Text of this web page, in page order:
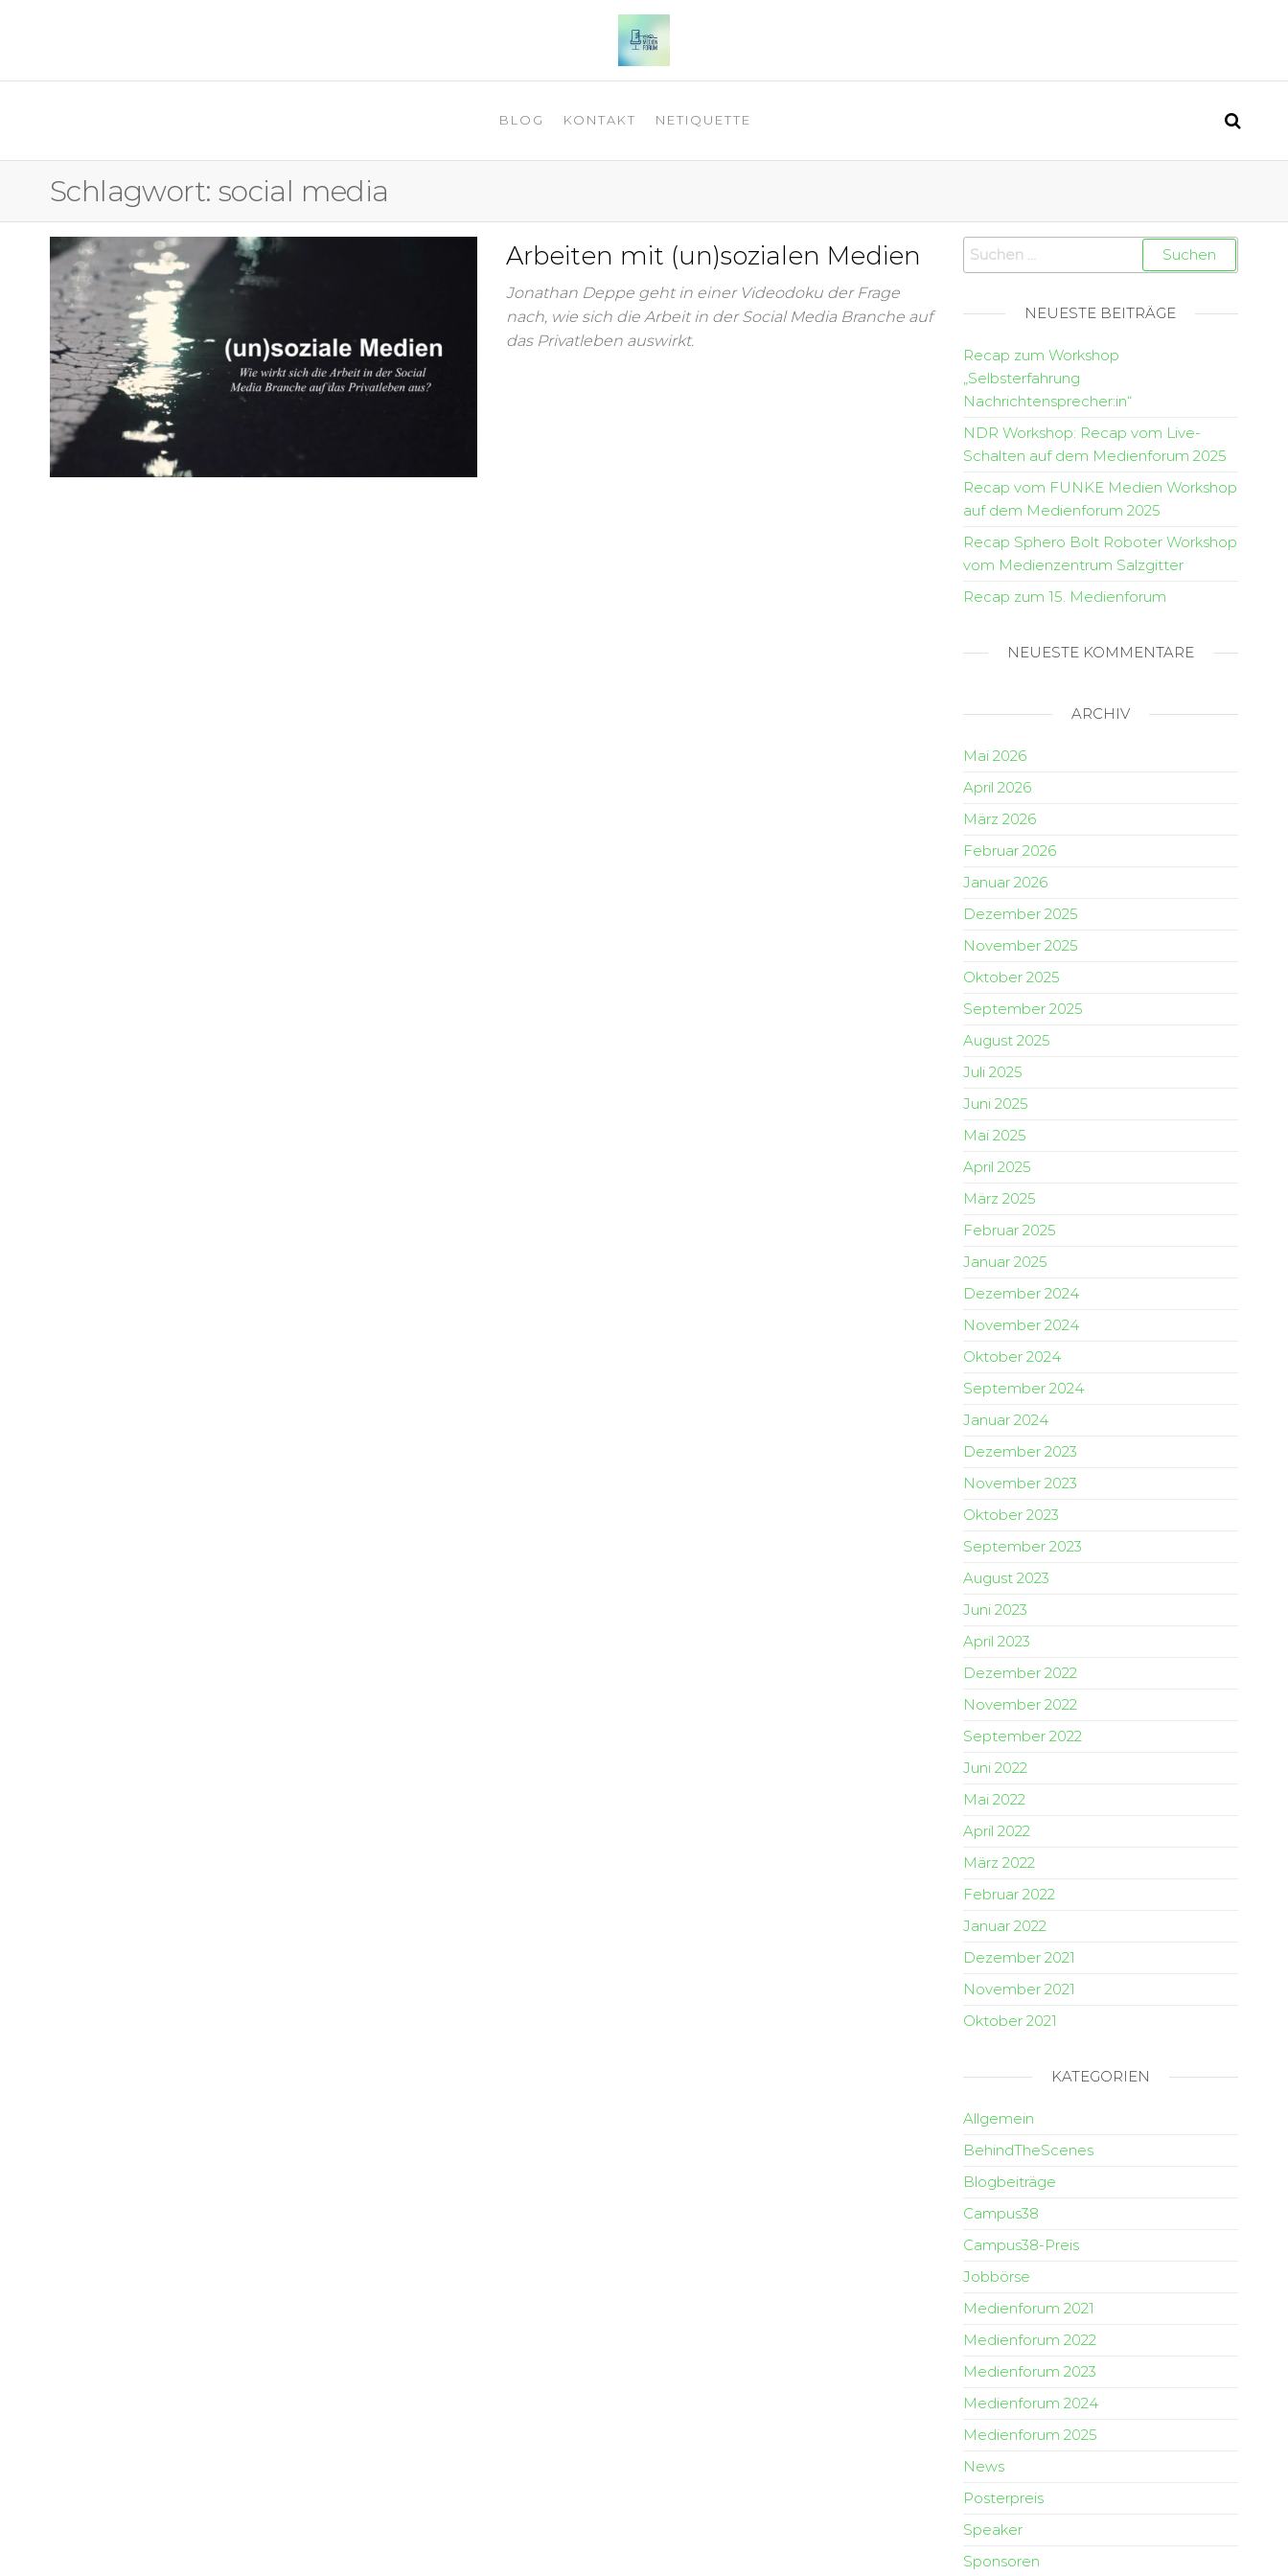
OSTFALIA MEDIENFORUM 2025
BLOG KONTAKT NETIQUETTE
Schlagwort: social media
Arbeiten mit (un)sozialen Medien
Jonathan Deppe geht in einer Videodoku der Frage
nach, wie sich die Arbeit in der Social Media Branche auf
das Privatleben auswirkt.
NEUESTE BEITRÄGE
Recap zum Workshop
„Selbsterfahrung
Nachrichtensprecher:in“
NDR Workshop: Recap vom Live-
Schalten auf dem Medienforum 2025
Recap vom FUNKE Medien Workshop
auf dem Medienforum 2025
Recap Sphero Bolt Roboter Workshop
vom Medienzentrum Salzgitter
Recap zum 15. Medienforum
NEUESTE KOMMENTARE
ARCHIV
Mai 2026
April 2026
März 2026
Februar 2026
Januar 2026
Dezember 2025
November 2025
Oktober 2025
September 2025
August 2025
Juli 2025
Juni 2025
Mai 2025
April 2025
März 2025
Februar 2025
Januar 2025
Dezember 2024
November 2024
Oktober 2024
September 2024
Januar 2024
Dezember 2023
November 2023
Oktober 2023
September 2023
August 2023
Juni 2023
April 2023
Dezember 2022
November 2022
September 2022
Juni 2022
Mai 2022
April 2022
März 2022
Februar 2022
Januar 2022
Dezember 2021
November 2021
Oktober 2021
KATEGORIEN
Allgemein
BehindTheScenes
Blogbeiträge
Campus38
Campus38-Preis
Jobbörse
Medienforum 2021
Medienforum 2022
Medienforum 2023
Medienforum 2024
Medienforum 2025
News
Posterpreis
Speaker
Sponsoren